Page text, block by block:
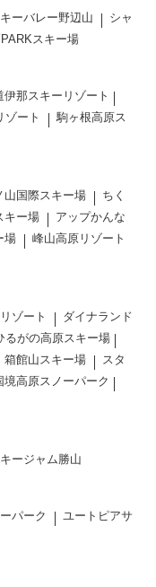
ーバレー野辺山
シャ
スキー場
伊那スキーリゾート
ゾート
駒ヶ根高原ス
山国際スキー場
ちく
キー場
アップかんな
場
峰山高原リゾート
ゾート
ダイナランド
るがの高原スキー場
箱館山スキー場
スタ
境高原スノーパーク
ージャム勝山
パーク
ユートピアサ